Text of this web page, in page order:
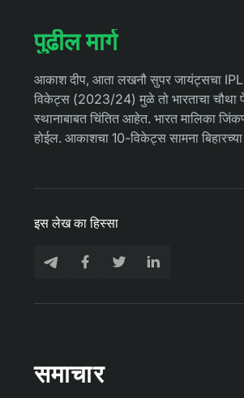
पुढील मार्ग
आकाश दीप, आता लखनौ सुपर जायंट्सचा IPL
विकेट्स (2023/24) मुळे तो भारताचा चौथा
स्थानाबाबत चिंतित आहेत. भारत मालिका
होईल. आकाशचा 10-विकेट्स सामना
इस लेख का हिस्सा
समाचार